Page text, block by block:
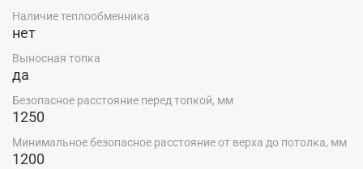
Наличие теплообменника
нет
Выносная топка
да
Безопасное расстояние перед топкой, мм
1250
Минимальное безопасное расстояние от верха до потолка, мм
1200